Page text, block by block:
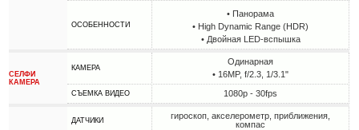
ОСОБЕННОСТИ
• Панорама
• High Dynamic Range (HDR)
• Двойная LED-вспышка
СЕЛФИ
КАМЕРА
КАМЕРА
Одинарная
• 16MP, f/2.3, 1/3.1"
СЪЕМКА ВИДЕО 1080p - 30fps
ДАТЧИКИ
гироскоп, акселерометр, приближения,
компас